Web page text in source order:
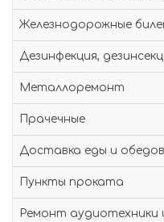
Железнодорожные
Дезинфекция,
Металлоремонт
Прачечные
Доставка еды и обедов
Пункты проката
Ремонт аудиотехники